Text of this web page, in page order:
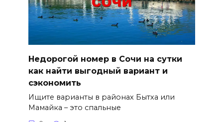
Недорогой номер в Сочи на сутки
как найти выгодный вариант и
сэкономить
Ищите варианты в районах Бытха или
Мамайка – это спальные